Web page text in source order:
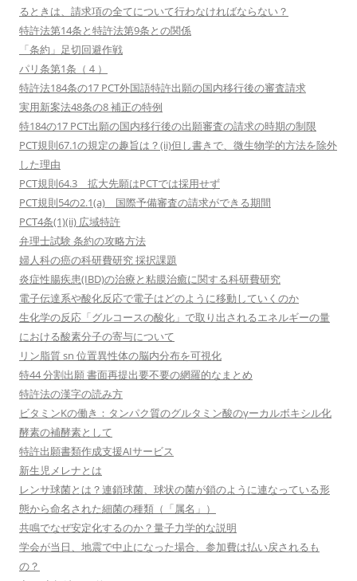
るときは、請求項の全てについて行わなければならない？
特許法第14条と特許法第9条との関係
「条約」足切回避作戦
パリ条第1条（４）
特許法184条の17 PCT外国語特許出願の国内移行後の審査請求
実用新案法48条の8 補正の特例
特184の17 PCT出願の国内移行後の出願審査の請求の時期の制限
PCT規則67.1の規定の趣旨は？(ii)但し書きで、微生物学的方法を除外
した理由
PCT規則64.3 拡大先願はPCTでは採用せず
PCT規則54の2.1(a) 国際予備審査の請求ができる期間
PCT4条(1)(ii) 広域特許
弁理士試験 条約の攻略方法
婦人科の癌の科研費研究 採択課題
炎症性腸疾患(IBD)の治療と粘膜治癒に関する科研費研究
電子伝達系や酸化反応で電子はどのように移動していくのか
生化学の反応「グルコースの酸化」で取り出されるエネルギーの量
における酸素分子の寄与について
リン脂質 sn 位置異性体の脳内分布を可視化
特44 分割出願 書面再提出要不要の網羅的なまとめ
特許法の漢字の読み方
ビタミンKの働き：タンパク質のグルタミン酸のγーカルボキシル化
酵素の補酵素として
特許出願書類作成支援AIサービス
新生児メレナとは
レンサ球菌とは？連鎖球菌、球状の菌が鎖のように連なっている形
態から命名された細菌の種類（「属名」）
共鳴でなぜ安定化するのか？量子力学的な説明
学会が当日、地震で中止になった場合、参加費は払い戻されるも
の？